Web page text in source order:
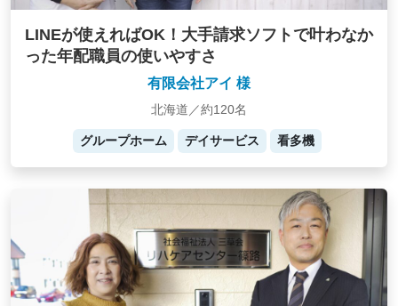
LINEが使えればOK！大手請求ソフトで叶わなか
った年配職員の使いやすさ
有限会社アイ 様
北海道／約120名
グループホーム デイサービス 看多機